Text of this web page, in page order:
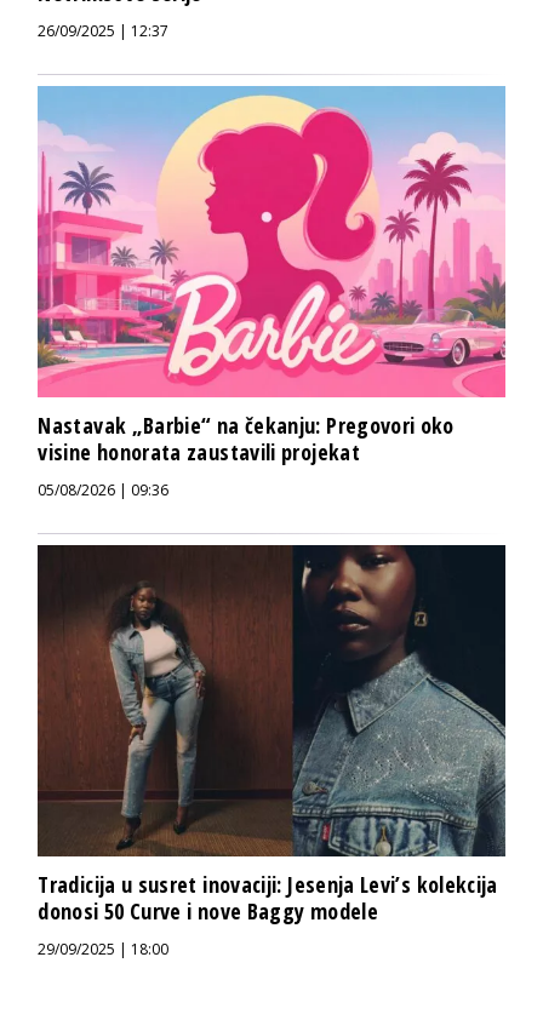
26/09/2025 | 12:37
Nastavak „Barbie“ na čekanju: Pregovori oko
visine honorata zaustavili projekat
05/08/2026 | 09:36
Tradicija u susret inovaciji: Jesenja Levi’s kolekcija
donosi 50 Curve i nove Baggy modele
29/09/2025 | 18:00